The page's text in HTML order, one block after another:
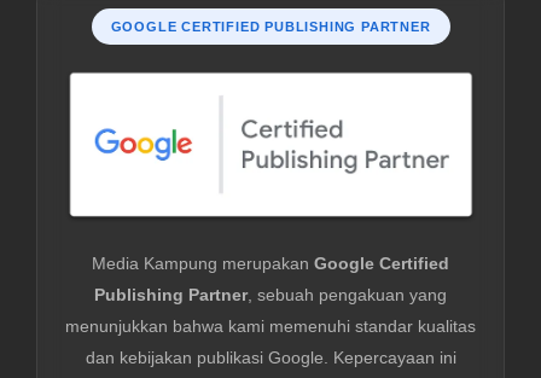
GOOGLE CERTIFIED PUBLISHING PARTNER
Media Kampung merupakan Google Certified
Publishing Partner, sebuah pengakuan yang
menunjukkan bahwa kami memenuhi standar kualitas
dan kebijakan publikasi Google. Kepercayaan ini